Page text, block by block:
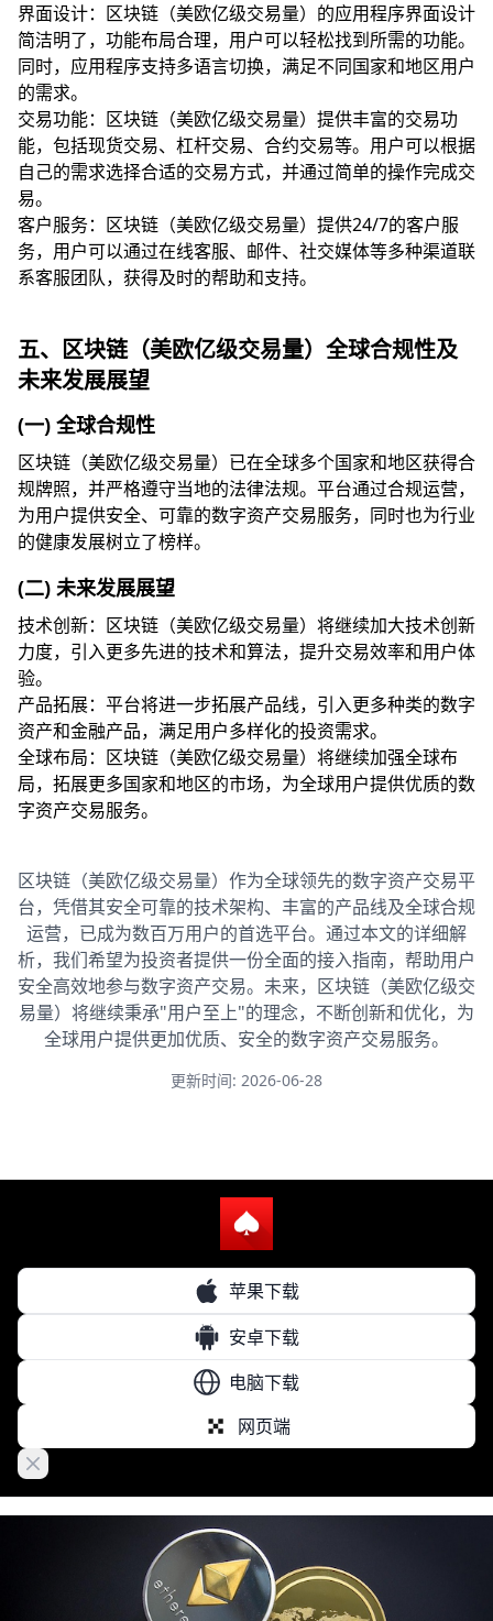
界面设计：区块链（美欧亿级交易量）的应用程序界面设计
简洁明了，功能布局合理，用户可以轻松找到所需的功能。
同时，应用程序支持多语言切换，满足不同国家和地区用户
的需求。
交易功能：区块链（美欧亿级交易量）提供丰富的交易功
能，包括现货交易、杠杆交易、合约交易等。用户可以根据
自己的需求选择合适的交易方式，并通过简单的操作完成交
易。
客户服务：区块链（美欧亿级交易量）提供24/7的客户服
务，用户可以通过在线客服、邮件、社交媒体等多种渠道联
系客服团队，获得及时的帮助和支持。
五、区块链（美欧亿级交易量）全球合规性及
未来发展展望
(一) 全球合规性
区块链（美欧亿级交易量）已在全球多个国家和地区获得合
规牌照，并严格遵守当地的法律法规。平台通过合规运营，
为用户提供安全、可靠的数字资产交易服务，同时也为行业
的健康发展树立了榜样。
(二) 未来发展展望
技术创新：区块链（美欧亿级交易量）将继续加大技术创新
力度，引入更多先进的技术和算法，提升交易效率和用户体
验。
产品拓展：平台将进一步拓展产品线，引入更多种类的数字
资产和金融产品，满足用户多样化的投资需求。
全球布局：区块链（美欧亿级交易量）将继续加强全球布
局，拓展更多国家和地区的市场，为全球用户提供优质的数
字资产交易服务。
区块链（美欧亿级交易量）作为全球领先的数字资产交易平
台，凭借其安全可靠的技术架构、丰富的产品线及全球合规
运营，已成为数百万用户的首选平台。通过本文的详细解
析，我们希望为投资者提供一份全面的接入指南，帮助用户
安全高效地参与数字资产交易。未来，区块链（美欧亿级交
易量）将继续秉承"用户至上"的理念，不断创新和优化，为
全球用户提供更加优质、安全的数字资产交易服务。
更新时间: 2026-06-28
苹果下载
安卓下载
电脑下载
网页端
Close banner